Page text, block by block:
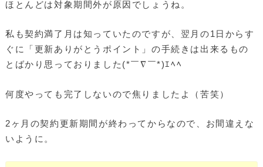
ほとんどは対象期間外が原因でしょうね。
私も契約満了月は知っていたのですが、翌月の1日からす
ぐに「更新ありがとうポイント」の手続きは出来るもの
とばかり思っておりました(*￣∇￣*)ｴﾍﾍ
何度やっても完了しないので焦りましたよ（苦笑）
2ヶ月の契約更新期間が終わってからなので、お間違えな
いように。